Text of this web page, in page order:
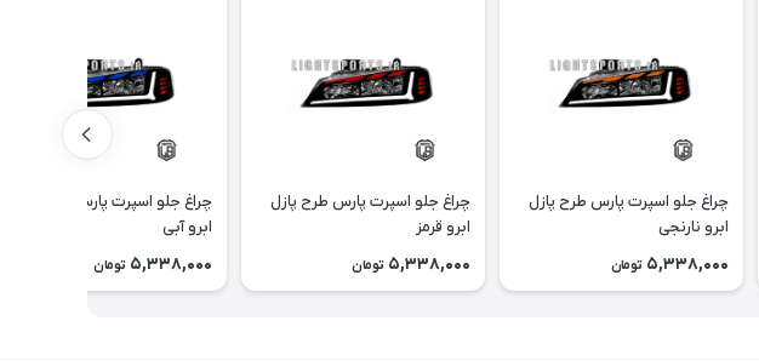
چراغ جلو اسپرت پارس طرح پازل
ابرو نارنجی
5,338,000 تومان
چراغ جلو اسپرت پارس طرح پازل
ابرو قرمز
5,338,000 تومان
چراغ جلو اسپرت پارس طرح پازل
ابرو آبی
5,338,000 تومان